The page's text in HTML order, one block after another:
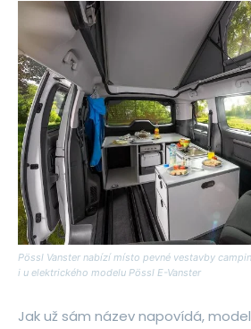
Pössl Vanster nabízí místo pevné vestavby
i u elektrického modelu Pössl E-Vanster
Jak už sám název napovídá,